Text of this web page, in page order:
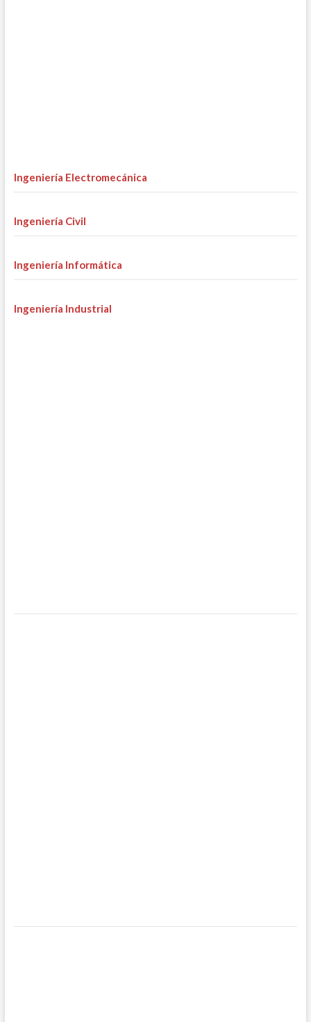
Ingeniería Electromecánica
Ingeniería Civil
Ingeniería Informática
Ingeniería Industrial